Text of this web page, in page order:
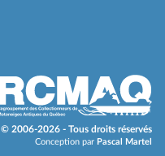
© 2006-2026 - Tous droits réservés
Conception par Pascal Martel